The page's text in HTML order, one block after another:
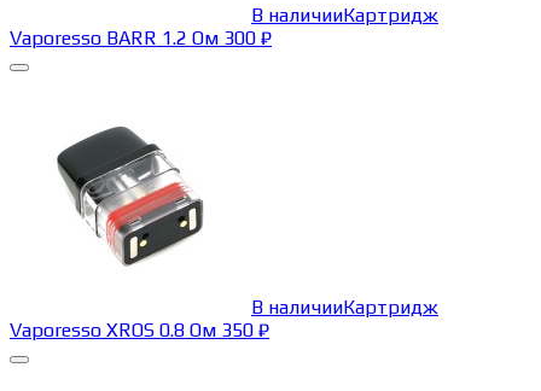
В наличииКартридж
Vaporesso BARR 1.2 Ом 300 ₽
В наличииКартридж
Vaporesso XROS 0.8 Ом 350 ₽